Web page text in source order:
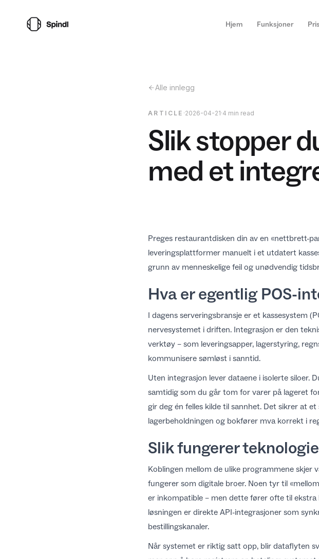
Hjem Funksjoner
Alle innlegg
ARTICLE ·2026-04-21·4 min read
Slik stopper
med et
Preges restaurantdisken din av en «nettbrett-
leveringsplattformer manuelt i et utdatert
grunn av menneskelige feil og unødvendig
Hva er egentlig POS-
I dagens serveringsbransje er et kassesystem
nervesystemet i driften. Integrasjon er den
verktøy – som leveringsapper, lagerstyring,
kommunisere sømløst i sanntid.
Uten integrasjon lever dataene i isolerte siloer.
samtidig som du går tom for varer på lageret
gir deg én felles kilde til sannhet. Det sikrer at
lagerbeholdningen og bokfører mva korrekt i
Slik fungerer
Koblingen mellom de ulike programmene skjer
fungerer som digitale broer. Noen tyr til
er inkompatible – men dette fører ofte til
løsningen er direkte API-integrasjoner som
bestillingskanaler.
Når systemet er riktig satt opp, blir dataflyten